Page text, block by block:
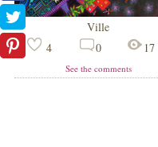
Ville
4
0 17
See the comments